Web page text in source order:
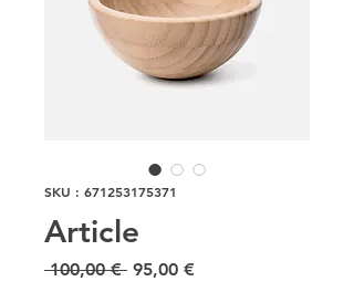
SKU : 671253175371
Article
100,00 € Prix
95,00 €